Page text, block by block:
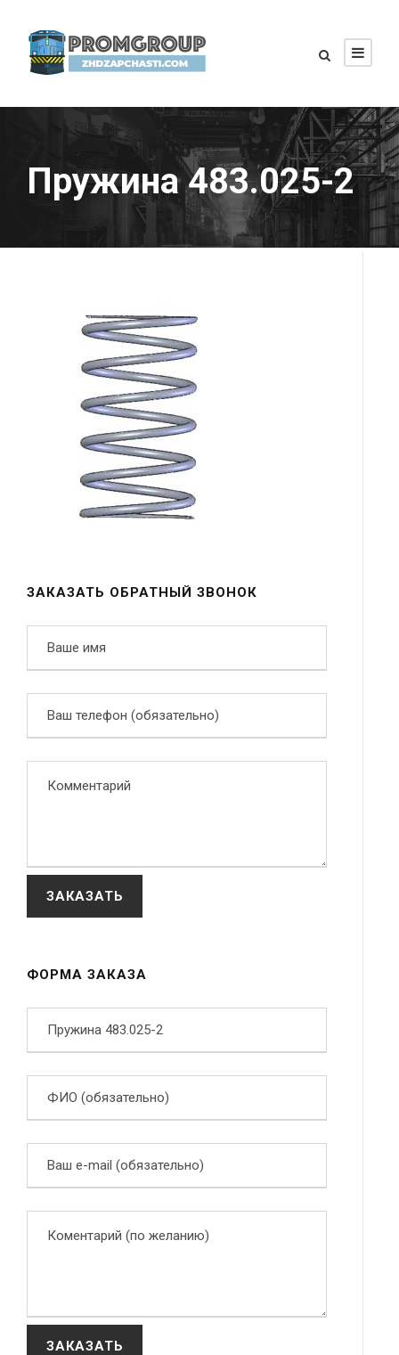
Пружина 483.025-2
ЗАКАЗАТЬ ОБРАТНЫЙ ЗВОНОК
ФОРМА ЗАКАЗА